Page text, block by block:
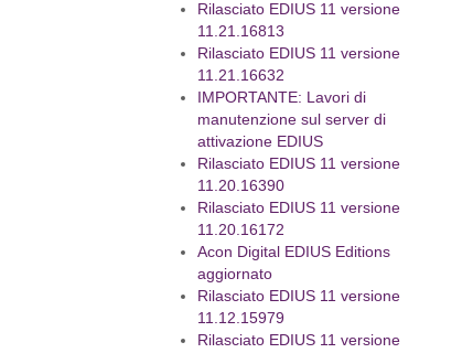
Rilasciato EDIUS 11 versione
11.21.16813
Rilasciato EDIUS 11 versione
11.21.16632
IMPORTANTE: Lavori di
manutenzione sul server di
attivazione EDIUS
Rilasciato EDIUS 11 versione
11.20.16390
Rilasciato EDIUS 11 versione
11.20.16172
Acon Digital EDIUS Editions
aggiornato
Rilasciato EDIUS 11 versione
11.12.15979
Rilasciato EDIUS 11 versione